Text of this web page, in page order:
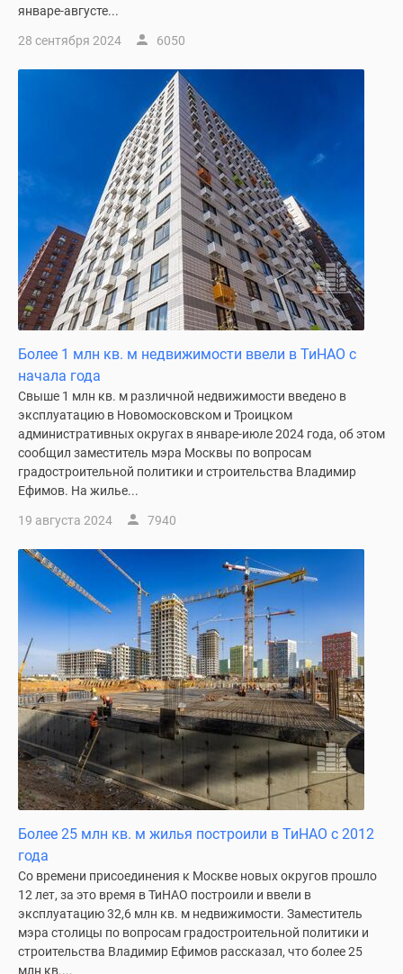
скидками
41%
Субсидированная
застройщиком
Rutube
Поиск
Москве
Программа
реновации
Новостройки
премиум-
класса
Новостройки
бизнес-
класса
Рассрочка
ипотека
Дома
коттеджи
Коттеджные
поселки
Новой
Москве
Готовые
коттеджные
поселки
коттеджные
поселки
Коттеджные
поселки
лесу
январе-августе...
28 сентября 2024 6050
Более 1 млн кв. м недвижимости ввели в ТиНАО с
начала года
Свыше 1 млн кв. м различной недвижимости введено в
эксплуатацию в Новомосковском и Троицком
административных округах в январе-июле 2024 года, об этом
сообщил заместитель мэра Москвы по вопросам
градостроительной политики и строительства Владимир
Ефимов. На жилье...
19 августа 2024 7940
Более 25 млн кв. м жилья построили в ТиНАО с 2012
года
Со времени присоединения к Москве новых округов прошло
12 лет, за это время в ТиНАО построили и ввели в
эксплуатацию 32,6 млн кв. м недвижимости. Заместитель
мэра столицы по вопросам градостроительной политики и
строительства Владимир Ефимов рассказал, что более 25
млн кв....